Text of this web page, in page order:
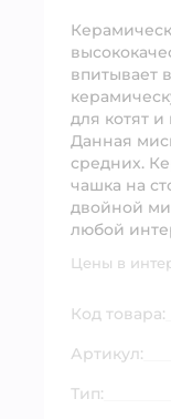
впитывает
для котят
Данная
средних.
чашка на
двойной
любой
Цены в
Код товара:
Артикул:
Тип: